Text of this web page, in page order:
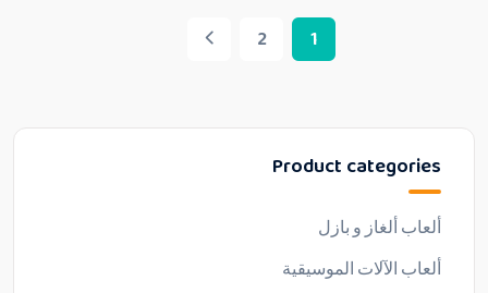
Product categories
ألعاب ألغاز و بازل
ألعاب الآلات الموسيقية
1
2